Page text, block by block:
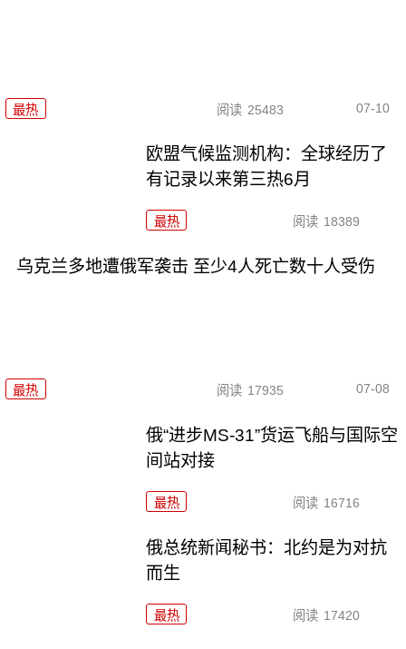
最热 阅读 25483 07-10
欧盟气候监测机构：全球经历了
有记录以来第三热6月
最热 阅读 18389
乌克兰多地遭俄军袭击 至少4人死亡数十人受伤
最热 阅读 17935 07-08
俄“进步MS-31”货运飞船与国际空
间站对接
最热 阅读 16716
俄总统新闻秘书：北约是为对抗
而生
最热 阅读 17420